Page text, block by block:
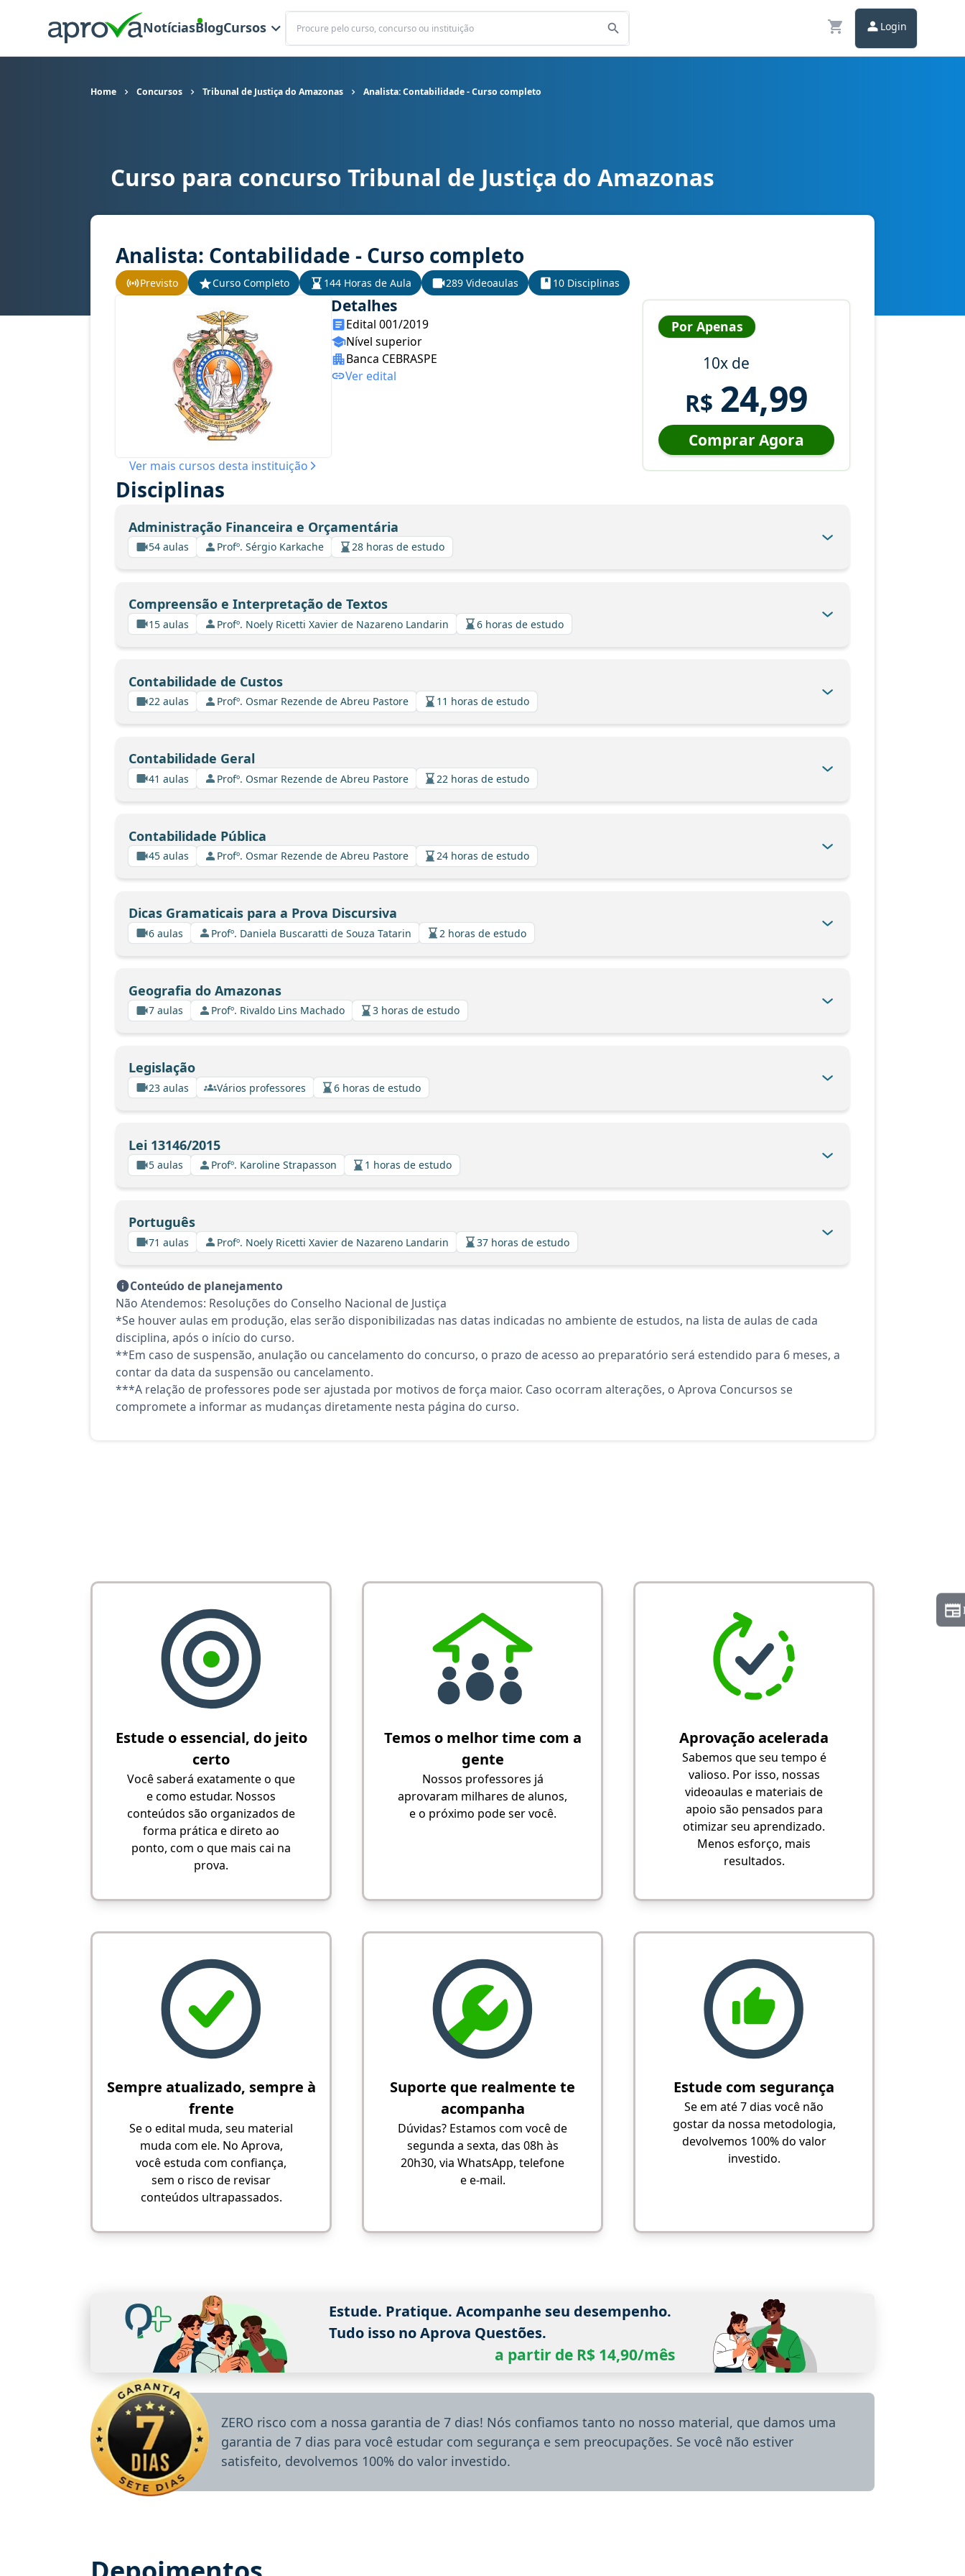
NotíciasBlogCursos
Buscar
Login
Home Concursos Tribunal de Justiça do Amazonas Analista: Contabilidade - Curso completo
Curso para concurso TJ AM - Tribunal de Justiça do Amazonas cargo Analista: Contabilidade - Curso completo
Curso para concurso Tribunal de Justiça do Amazonas
Analista: Contabilidade - Curso completo
Previsto Curso Completo 144 Horas de Aula 289 Videoaulas 10 Disciplinas
Ver mais cursos desta instituição
Detalhes
Edital 001/2019
Nível superior
Banca CEBRASPE
Ver edital
Por Apenas
10x de
R$ 24,99
Comprar Agora
Disciplinas
Administração Financeira e Orçamentária
54 aulas Profº. Sérgio Karkache 28 horas de estudo
Compreensão e Interpretação de Textos
15 aulas Profº. Noely Ricetti Xavier de Nazareno Landarin 6 horas de estudo
Contabilidade de Custos
22 aulas Profº. Osmar Rezende de Abreu Pastore 11 horas de estudo
Contabilidade Geral
41 aulas Profº. Osmar Rezende de Abreu Pastore 22 horas de estudo
Contabilidade Pública
45 aulas Profº. Osmar Rezende de Abreu Pastore 24 horas de estudo
Dicas Gramaticais para a Prova Discursiva
6 aulas Profº. Daniela Buscaratti de Souza Tatarin 2 horas de estudo
Geografia do Amazonas
7 aulas Profº. Rivaldo Lins Machado 3 horas de estudo
Legislação
23 aulas Vários professores 6 horas de estudo
Lei 13146/2015
5 aulas Profº. Karoline Strapasson 1 horas de estudo
Português
71 aulas Profº. Noely Ricetti Xavier de Nazareno Landarin 37 horas de estudo
Conteúdo de planejamento
Não Atendemos: Resoluções do Conselho Nacional de Justiça
*Se houver aulas em produção, elas serão disponibilizadas nas datas indicadas no ambiente de estudos, na lista de aulas de cada
disciplina, após o início do curso.
**Em caso de suspensão, anulação ou cancelamento do concurso, o prazo de acesso ao preparatório será estendido para 6 meses, a
contar da data da suspensão ou cancelamento.
***A relação de professores pode ser ajustada por motivos de força maior. Caso ocorram alterações, o Aprova Concursos se
compromete a informar as mudanças diretamente nesta página do curso.
Estude o essencial, do jeito
certo
Você saberá exatamente o que
e como estudar. Nossos
conteúdos são organizados de
forma prática e direto ao
ponto, com o que mais cai na
prova.
Temos o melhor time com a
gente
Nossos professores já
aprovaram milhares de alunos,
e o próximo pode ser você.
Aprovação acelerada
Sabemos que seu tempo é
valioso. Por isso, nossas
videoaulas e materiais de
apoio são pensados para
otimizar seu aprendizado.
Menos esforço, mais
resultados.
Sempre atualizado, sempre à
frente
Se o edital muda, seu material
muda com ele. No Aprova,
você estuda com confiança,
sem o risco de revisar
conteúdos ultrapassados.
Suporte que realmente te
acompanha
Dúvidas? Estamos com você de
segunda a sexta, das 08h às
20h30, via WhatsApp, telefone
e e-mail.
Estude com segurança
Se em até 7 dias você não
gostar da nossa metodologia,
devolvemos 100% do valor
investido.
Estude. Pratique. Acompanhe seu desempenho.
Tudo isso no Aprova Questões.
a partir de R$ 14,90/mês
ZERO risco com a nossa garantia de 7 dias! Nós confiamos tanto no nosso material, que damos uma
garantia de 7 dias para você estudar com segurança e sem preocupações. Se você não estiver
satisfeito, devolvemos 100% do valor investido.